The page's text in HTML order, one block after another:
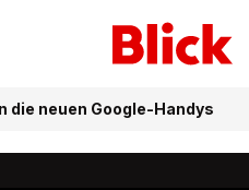
die neuen Google-Handys